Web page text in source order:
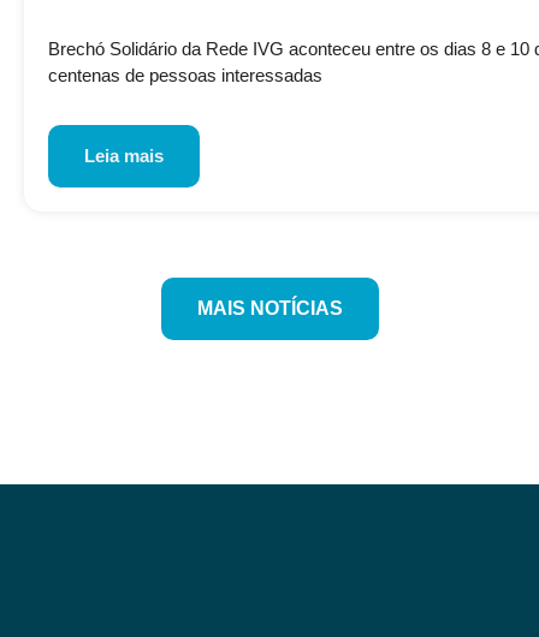
Brechó Solidário da Rede IVG aconteceu entre os dias 8 e 10
centenas de pessoas interessadas
Leia mais
MAIS NOTÍCIAS